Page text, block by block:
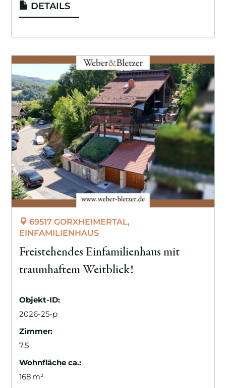
DETAILS
69517 GORXHEIMERTAL,
EINFAMILIENHAUS
Freistehendes Einfamilienhaus mit
traumhaftem Weitblick!
Objekt-ID:
2026-25-p
Zimmer:
7,5
Wohnfläche ca.:
168 m²